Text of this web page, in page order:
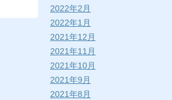
2022年2月
2022年1月
2021年12月
2021年11月
2021年10月
2021年9月
2021年8月